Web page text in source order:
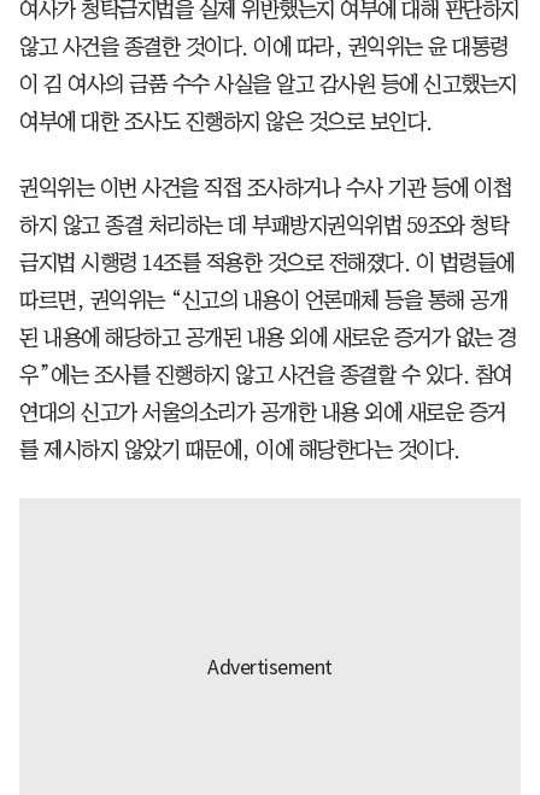
여사가 청탁금지법을 실제 위반했는지 여부에 대해 판단하지
않고 사건을 종결한 것이다. 이에 따라, 권익위는 윤 대통령
이 김 여사의 금품 수수 사실을 알고 감사원 등에 신고했는지
여부에 대한 조사도 진행하지 않은 것으로 보인다.
권익위는 이번 사건을 직접 조사하거나 수사 기관 등에 이첩
하지 않고 종결 처리하는 데 부패방지권익위법 59조와 청탁
금지법 시행령 14조를 적용한 것으로 전해졌다. 이 법령들에
따르면, 권익위는 “신고의 내용이 언론매체 등을 통해 공개
된 내용에 해당하고 공개된 내용 외에 새로운 증거가 없는 경
우”에는 조사를 진행하지 않고 사건을 종결할 수 있다. 참여
연대의 신고가 서울의소리가 공개한 내용 외에 새로운 증거
를 제시하지 않았기 때문에, 이에 해당한다는 것이다.